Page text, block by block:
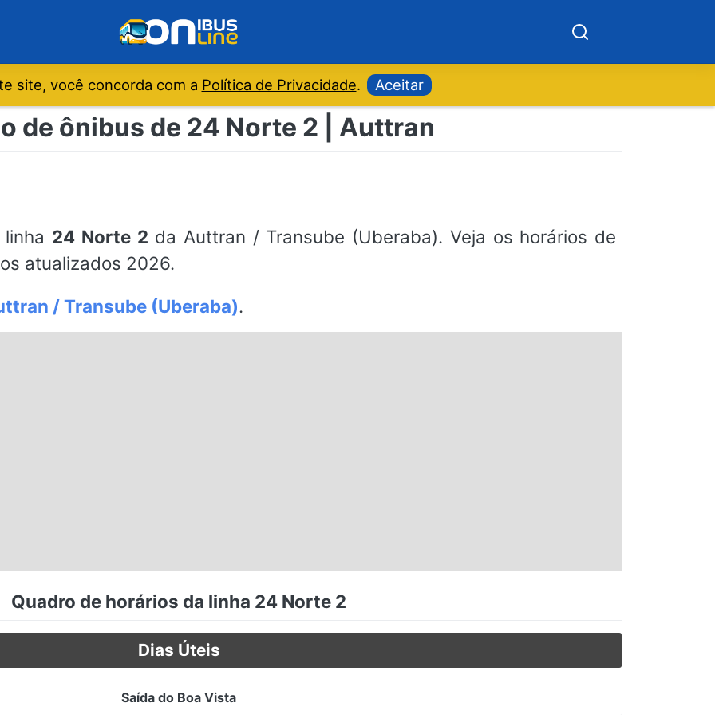
site, você concorda com a Política de Privacidade. Aceitar
de ônibus de 24 Norte 2 | Auttran
24 Norte 2 da Auttran / Transube (Uberaba). Veja os horários de
atualizados 2026.
/ Transube (Uberaba).
Quadro de horários da linha 24 Norte 2
Dias Úteis
Saída do Boa Vista